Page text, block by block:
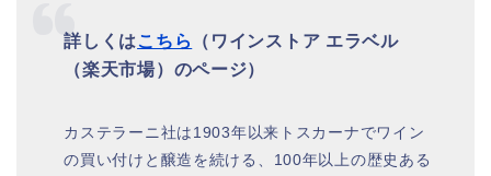
詳しくは こちら
（ワインストア エラベル
（楽天市場）のページ）
カステラーニ社は1903年以来トスカーナでワイン
の買い付けと醸造を続ける、100年以上の歴史ある